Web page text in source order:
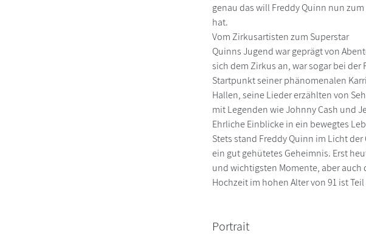
genau das will Freddy Quinn nun
hat.
Vom Zirkusartisten zum Superstar
Quinns Jugend war geprägt von
sich dem Zirkus an, war sogar bei
Startpunkt seiner phänomenalen
Hallen, seine Lieder erzählten von
mit Legenden wie Johnny Cash und
Ehrliche Einblicke in ein bewegtes
Stets stand Freddy Quinn im Licht
ein gut gehütetes Geheimnis. Erst
und wichtigsten Momente, aber auch
Hochzeit im hohen Alter von 91 ist
Portrait